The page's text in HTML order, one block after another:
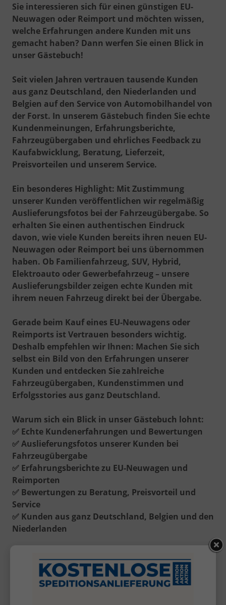
Sie interessieren sich für einen günstigen EU-
Neuwagen oder Reimport und möchten wissen,
welche Erfahrungen andere Kunden mit uns
gemacht haben? Dann werfen Sie einen Blick in
unser Gästebuch!
Seit vielen Jahren vertrauen tausende Kunden
aus ganz Deutschland, den Niederlanden und
Belgien auf den Service von Automobilhandel von
der Forst. In unserem Gästebuch finden Sie echte
Kundenmeinungen, Erfahrungsberichte,
Fahrzeugübergaben und ehrliches Feedback zu
Kaufabwicklung, Beratung, Lieferzeit,
Preisvorteilen und unserem Service.
Ein besonderes Highlight: Mit Zustimmung
unserer Kunden veröffentlichen wir regelmäßig
Auslieferungsfotos bei der Fahrzeugübergabe. So
erhalten Sie einen authentischen Eindruck
davon, wie viele Kunden bereits ihren neuen EU-
Neuwagen oder Reimport bei uns übernommen
haben. Ob Familienfahrzeug, SUV, Hybrid,
Elektroauto oder Gewerbefahrzeug – unsere
Auslieferungsbilder zeigen echte Kunden mit
ihrem neuen Fahrzeug direkt bei der Übergabe.
Gerade beim Kauf eines EU-Neuwagens oder
Reimports ist Vertrauen besonders wichtig.
Deshalb empfehlen wir Ihnen: Machen Sie sich
selbst ein Bild von den Erfahrungen unserer
Kunden und entdecken Sie zahlreiche
Fahrzeugübergaben, Kundenstimmen und
Erfolgsstories aus ganz Deutschland.
Warum sich ein Blick in unser Gästebuch lohnt:
✅ Echte Kundenerfahrungen und Bewertungen
✅Auslieferungsfotos unserer Kunden bei
Fahrzeugübergabe
✅ Erfahrungsberichte zu EU-Neuwagen und
Reimporten
✅ Bewertungen zu Beratung, Preisvorteil und
Service
✅ Kunden aus ganz Deutschland, Belgien und den
Niederlanden
überzeugen Sie sich selbst von den Erfahrungen
unserer Kunden sowie zahlreichen
Fahrzeugübergaben!